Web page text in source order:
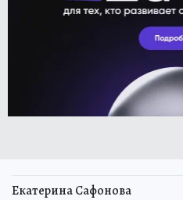
Екатерина Сафонова